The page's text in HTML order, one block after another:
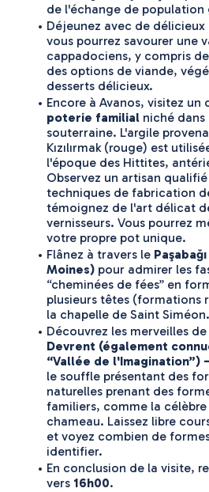
de l'échange de population
Déjeunez avec de délicieux
vous pourrez savourer une
cappadociens, y compris
des options de viande,
desserts délicieux.
Encore à Avanos, visitez un
poterie familial niché
souterraine. L'argile
Kızılırmak (rouge) est
l'époque des Hittites,
Observez un artisan
techniques de fabrication
témoignez de l'art délicat
vernisseurs. Vous pourrez
votre propre pot unique.
Flânez à travers le
Moines) pour admirer les
“cheminées de fées” en
plusieurs têtes (formations
la chapelle de Saint Siméon.
Découvrez les merveilles de
Devrent (également
“Vallée de l'Imagination”)
le souffle présentant des
naturelles prenant des
familiers, comme la
chameau. Laissez libre
et voyez combien de
identifier.
En conclusion de la visite,
vers 16h00.